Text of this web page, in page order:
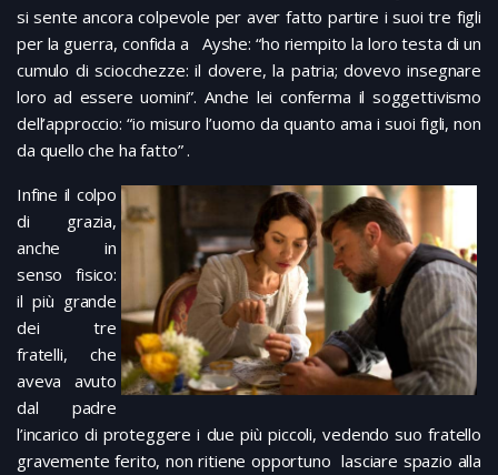
si sente ancora colpevole per aver fatto partire i suoi tre figli
per la guerra, confida a Ayshe: “ho riempito la loro testa di un
cumulo di sciocchezze: il dovere, la patria; dovevo insegnare
loro ad essere uomini”. Anche lei conferma il soggettivismo
dell’approccio: “io misuro l’uomo da quanto ama i suoi figli, non
da quello che ha fatto” .
Infine il colpo
di grazia,
anche in
senso fisico:
il più grande
dei tre
fratelli, che
aveva avuto
dal padre
l’incarico di proteggere i due più piccoli, vedendo suo fratello
gravemente ferito, non ritiene opportuno lasciare spazio alla